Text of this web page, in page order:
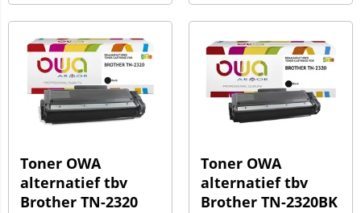
Toner OWA
alternatief tbv
Brother TN-2320
Toner OWA
alternatief tbv
Brother TN-2320BK